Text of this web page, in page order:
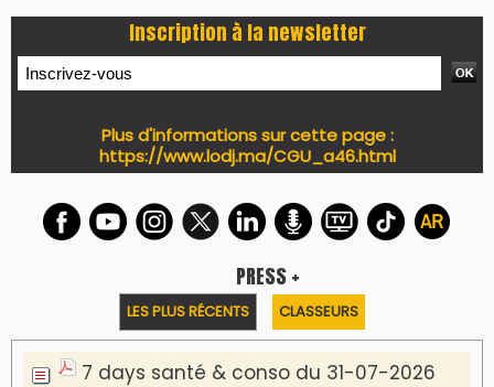
Inscription à la newsletter
Plus d'informations sur cette page :
https://www.lodj.ma/CGU_a46.html
PRESS +
LES PLUS RÉCENTS CLASSEURS
7 days santé & conso du 31-07-2026